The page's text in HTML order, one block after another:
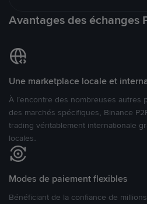
Avantages des échanges
Une marketplace locale et
À l’encontre des nombreuses autres
des marchés spécifiques, Binance
trading véritablement internationale
locales.
Modes de paiement flexibles
Bénéficiant de la confiance de